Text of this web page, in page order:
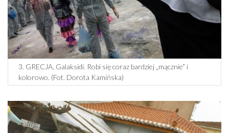
3. GRECJA, Galaksidi. Robi się coraz bardziej „mącznie” i
kolorowo. (Fot. Dorota Kamińska)